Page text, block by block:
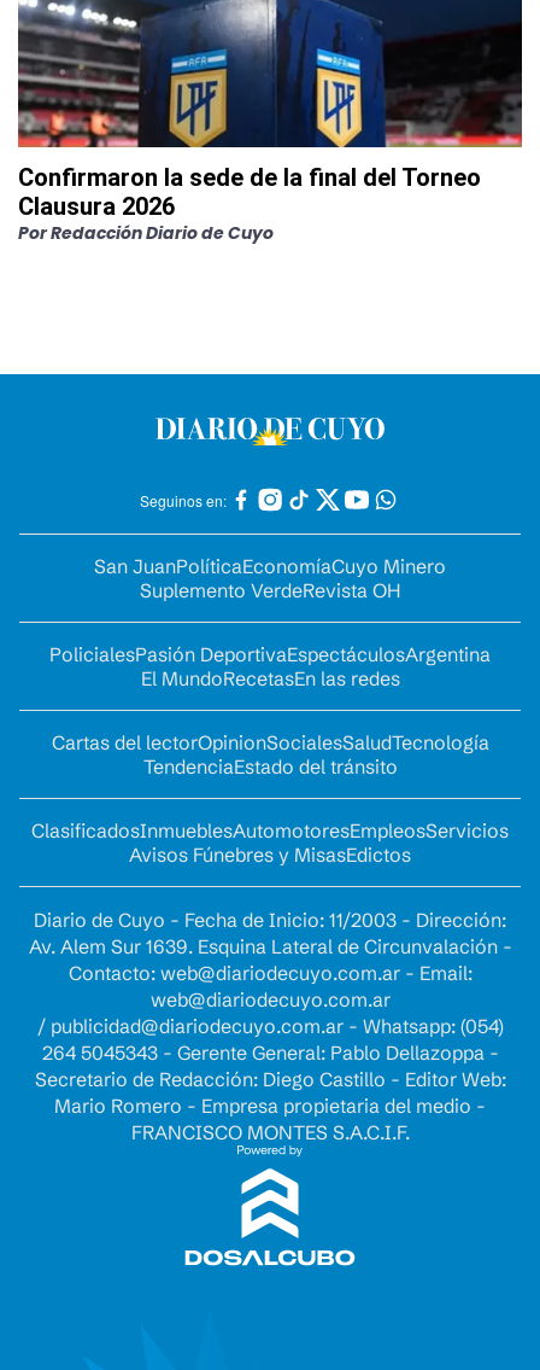
Confirmaron la sede de la final del Torneo
Clausura 2026
PorRedacción Diario de Cuyo
Seguinos en:
San JuanPolíticaEconomíaCuyo Minero
Suplemento VerdeRevista OH
PolicialesPasión DeportivaEspectáculosArgentina
El MundoRecetasEn las redes
Cartas del lectorOpinionSocialesSaludTecnología
TendenciaEstado del tránsito
ClasificadosInmueblesAutomotoresEmpleosServicios
Avisos Fúnebres y MisasEdictos
Diario de Cuyo - Fecha de Inicio: 11/2003 - Dirección:
Av. Alem Sur 1639. Esquina Lateral de Circunvalación -
Contacto: web@diariodecuyo.com.ar- Email:
web@diariodecuyo.com.ar
/ publicidad@diariodecuyo.com.ar- Whatsapp: (054)
264 5045343 - Gerente General: Pablo Dellazoppa -
Secretario de Redacción: Diego Castillo - Editor Web:
Mario Romero - Empresa propietaria del medio -
FRANCISCO MONTES S.A.C.I.F.